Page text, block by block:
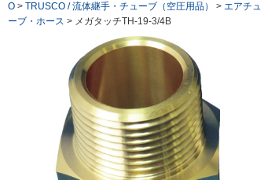
O > TRUSCO / 流体継手・チューブ（空圧用品） > エアチュ
ーブ・ホース > メガタッチTH-19-3/4B